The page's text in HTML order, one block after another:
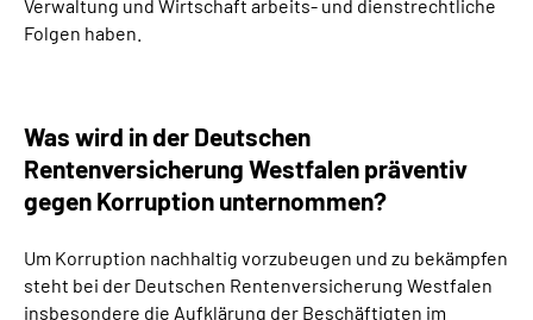
Verwaltung und Wirtschaft arbeits- und dienstrechtliche
Folgen haben.
Was wird in der Deutschen
Rentenversicherung Westfalen präventiv
gegen Korruption unternommen?
Um Korruption nachhaltig vorzubeugen und zu bekämpfen
steht bei der Deutschen Rentenversicherung Westfalen
insbesondere die Aufklärung der Beschäftigten im